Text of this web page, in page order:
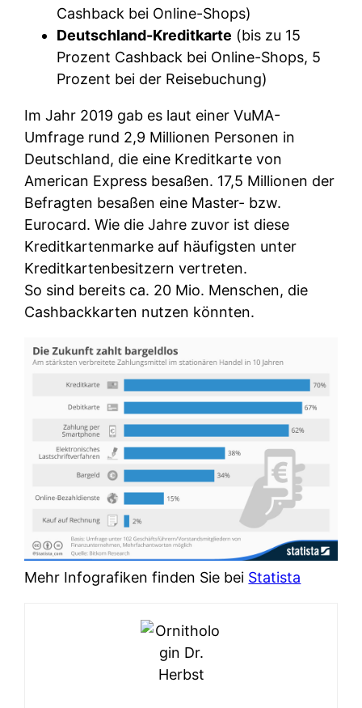
Cashback bei Online-Shops)
Deutschland-Kreditkarte (bis zu 15
Prozent Cashback bei Online-Shops, 5
Prozent bei der Reisebuchung)
Im Jahr 2019 gab es laut einer VuMA-
Umfrage rund 2,9 Millionen Personen in
Deutschland, die eine Kreditkarte von
American Express besaßen. 17,5 Millionen der
Befragten besaßen eine Master- bzw.
Eurocard. Wie die Jahre zuvor ist diese
Kreditkartenmarke auf häufigsten unter
Kreditkartenbesitzern vertreten.
So sind bereits ca. 20 Mio. Menschen, die
Cashbackkarten nutzen könnten.
Mehr Infografiken finden Sie bei Statista